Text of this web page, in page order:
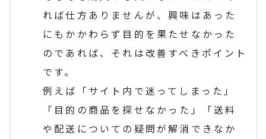
れば仕方ありませんが、興味はあった
にもかかわらず目的を果たせなかった
のであれば、それは改善すべきポイント
です。
例えば「サイト内で迷ってしまった」
「目的の商品を探せなかった」「送料
や配送についての疑問が解消できなか